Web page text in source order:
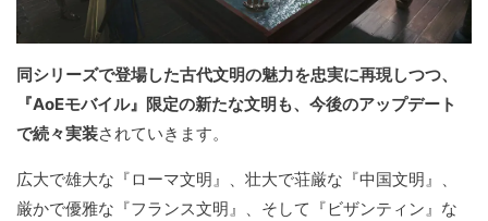
同シリーズで登場した古代文明の魅力を忠実に再現しつつ、
『AoEモバイル』限定の新たな文明も、今後のアップデート
で続々実装されていきます。
広大で雄大な『ローマ文明』、壮大で荘厳な『中国文明』、
厳かで優雅な『フランス文明』、そして『ビザンティン』な